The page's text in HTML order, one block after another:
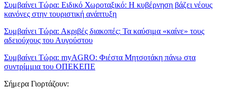
Συμβαίνει Τώρα: Ειδικό Χωροταξικό: Η κυβέρνηση βάζει νέους
κανόνες στην τουριστική ανάπτυξη
Συμβαίνει Τώρα: Ακριβές διακοπές: Τα καύσιμα «καίνε» τους
αδειούχους του Αυγούστου
Συμβαίνει Τώρα: myAGRO: Φιέστα Μητσοτάκη πάνω στα
συντρίμμια του ΟΠΕΚΕΠΕ
Σήμερα Γιορτάζουν: